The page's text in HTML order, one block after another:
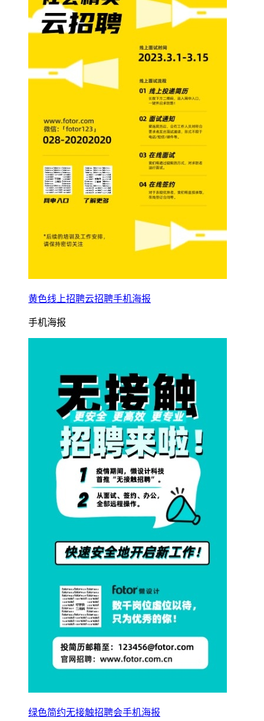
黄色线上招聘云招聘手机海报
手机海报
绿色简约无接触招聘会手机海报